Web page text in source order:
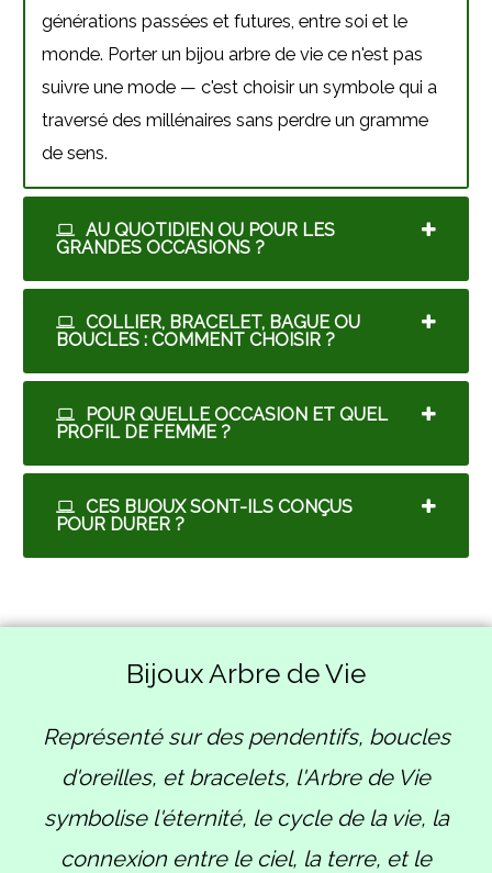
générations passées et futures, entre soi et le
monde. Porter un bijou arbre de vie ce n'est pas
suivre une mode — c'est choisir un symbole qui a
traversé des millénaires sans perdre un gramme
de sens.
AU QUOTIDIEN OU POUR LES
GRANDES OCCASIONS ?
COLLIER, BRACELET, BAGUE OU
BOUCLES : COMMENT CHOISIR ?
POUR QUELLE OCCASION ET QUEL
PROFIL DE FEMME ?
CES BIJOUX SONT-ILS CONÇUS
POUR DURER ?
Bijoux Arbre de Vie
Représenté sur des pendentifs, boucles
d'oreilles, et bracelets, l'Arbre de Vie
symbolise l'éternité, le cycle de la vie, la
connexion entre le ciel, la terre, et le